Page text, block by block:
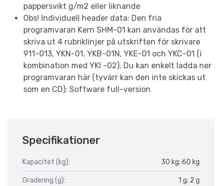
pappersvikt g/m2 eller liknande
Obs! Individuell header data: Den fria
programvaran Kern SHM-01 kan användas för att
skriva ut 4 rubriklinjer på utskriften för skrivare
911-013, YKN-01, YKB-01N, YKE-01 och YKC-01 (i
kombination med YKI -02). Du kan enkelt ladda ner
programvaran här (tyvärr kan den inte skickas ut
som en CD): Software full-version
Specifikationer
Kapacitet (kg): 30 kg; 60 kg
Gradering (g): 1 g; 2 g